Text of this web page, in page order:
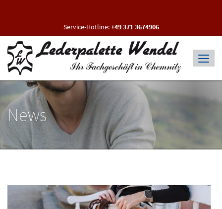
Service-Hotline:+49 371 3674906
News